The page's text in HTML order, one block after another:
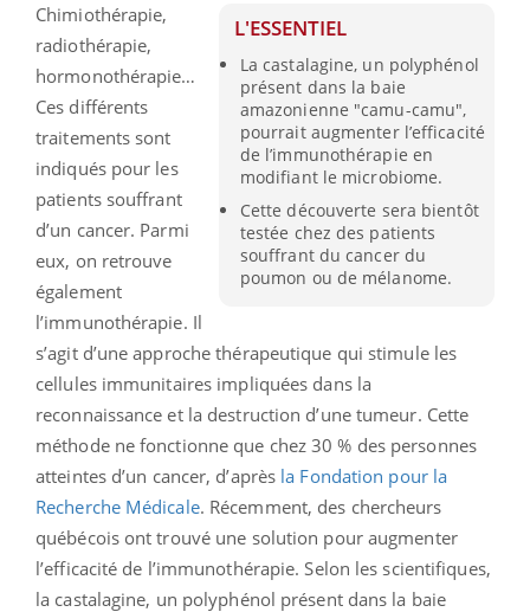
L'ESSENTIEL
La castalagine, un polyphénol
présent dans la baie
amazonienne "camu-camu",
pourrait augmenter l’efficacité
de l’immunothérapie en
modifiant le microbiome.
Cette découverte sera bientôt
testée chez des patients
souffrant du cancer du
poumon ou de mélanome.
Chimiothérapie,
radiothérapie,
hormonothérapie…
Ces différents
traitements sont
indiqués pour les
patients souffrant
d’un cancer. Parmi
eux, on retrouve
également
l’immunothérapie. Il
s’agit d’une approche thérapeutique qui stimule les
cellules immunitaires impliquées dans la
reconnaissance et la destruction d’une tumeur. Cette
méthode ne fonctionne que chez 30 % des personnes
atteintes d’un cancer, d’après la Fondation pour la
Recherche Médicale. Récemment, des chercheurs
québécois ont trouvé une solution pour augmenter
l’efficacité de l’immunothérapie. Selon les scientifiques,
la castalagine, un polyphénol présent dans la baie